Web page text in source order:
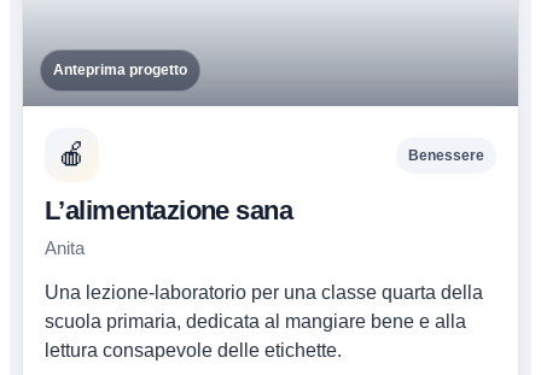
Anteprima progetto
🍎 Benessere
L’alimentazione sana
Anita
Una lezione-laboratorio per una classe quarta della
scuola primaria, dedicata al mangiare bene e alla
lettura consapevole delle etichette.